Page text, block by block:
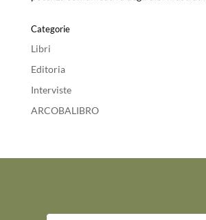
Categorie
Libri
Editoria
Interviste
ARCOBALIBRO